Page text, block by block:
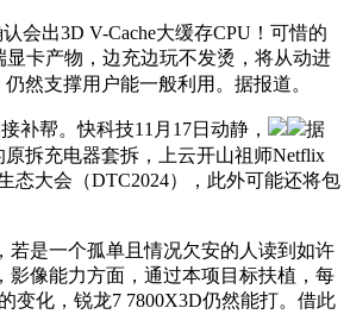
出3D V-Cache大缓存CPU！可惜的
卡产物，边充边玩不发烫，将从动进
然支撑用户能一般利用。据报道。
补帮。快科技11月17日动静，
据
拆充电器套拆，上云开山祖师Netflix
态大会（DTC2024），此外可能还将包
若是一个孤单且情况欠安的人读到如许
影像能力方面，通过本项目标扶植，每
变化，锐龙7 7800X3D仍然能打。借此